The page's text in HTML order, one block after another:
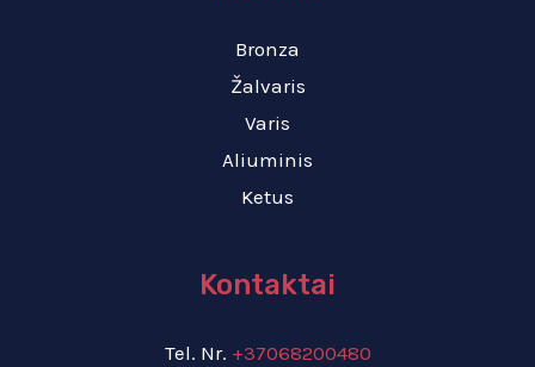
Bronza
Žalvaris
Varis
Aliuminis
Ketus
Kontaktai
Tel. Nr. +37068200480